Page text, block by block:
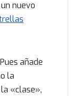
un nuevo
añade
la
«clase»,